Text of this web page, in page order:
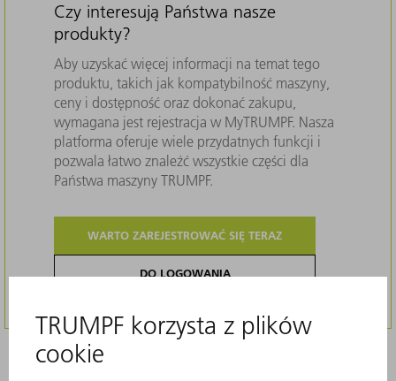
Czy interesują Państwa nasze
produkty?
Aby uzyskać więcej informacji na temat tego
produktu, takich jak kompatybilność maszyny,
ceny i dostępność oraz dokonać zakupu,
wymagana jest rejestracja w MyTRUMPF. Nasza
platforma oferuje wiele przydatnych funkcji i
pozwala łatwo znaleźć wszystkie części dla
Państwa maszyny TRUMPF.
WARTO ZAREJESTROWAĆ SIĘ TERAZ
DO LOGOWANIA